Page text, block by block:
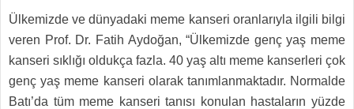
Ülkemizde ve dünyadaki meme kanseri oranlarıyla ilgili bilgi
veren Prof. Dr. Fatih Aydoğan, “Ülkemizde genç yaş meme
kanseri sıklığı oldukça fazla. 40 yaş altı meme kanserleri çok
genç yaş meme kanseri olarak tanımlanmaktadır. Normalde
Batı’da tüm meme kanseri tanısı konulan hastaların yüzde